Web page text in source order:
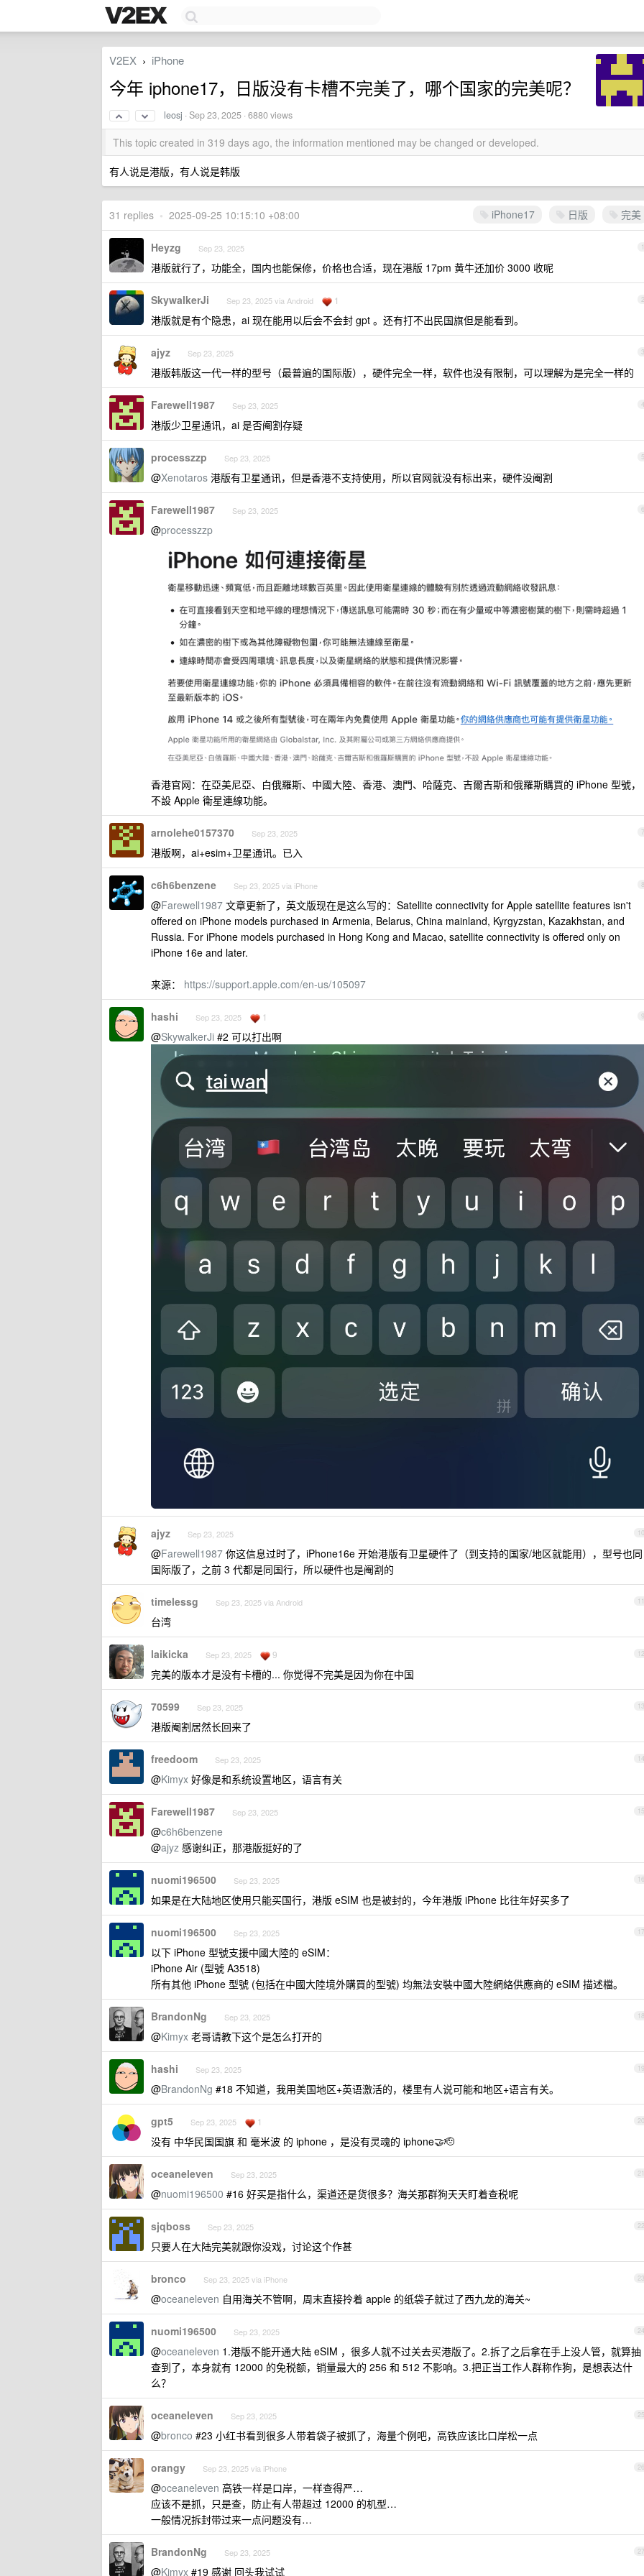
V2EX › iPhone
今年 iphone17，日版没有卡槽不完美了，哪个国家的完美呢？
leosj ·Sep 23, 2025 · 6880 views
This topic created in 319 days ago, the information mentioned may be changed or developed.
有人说是港版，有人说是韩版
iPhone17 日版 完美
31 replies • 2025-09-25 10:15:10 +08:00
1
Heyzg Sep 23, 2025
港版就行了，功能全，国内也能保修，价格也合适，现在港版 17pm 黄牛还加价 3000 收呢
2
SkywalkerJi Sep 23, 2025 via Android 1
港版就是有个隐患，ai 现在能用以后会不会封 gpt 。还有打不出民国旗但是能看到。
3
ajyz Sep 23, 2025
港版韩版这一代一样的型号（最普遍的国际版），硬件完全一样，软件也没有限制，可以理解为是完全一样的
4
Farewell1987 Sep 23, 2025
港版少卫星通讯，ai 是否阉割存疑
5
processzzp Sep 23, 2025
@Xenotaros 港版有卫星通讯，但是香港不支持使用，所以官网就没有标出来，硬件没阉割
6
Farewell1987 Sep 23, 2025
@processzzp
香港官网：在亞美尼亞、白俄羅斯、中國大陸、香港、澳門、哈薩克、吉爾吉斯和俄羅斯購買的 iPhone 型號，
不設 Apple 衛星連線功能。
7
arnolehe0157370 Sep 23, 2025
港版啊，ai+esim+卫星通讯。已入
8
c6h6benzene Sep 23, 2025 via iPhone
@Farewell1987 文章更新了，英文版现在是这么写的：Satellite connectivity for Apple satellite features isn't
offered on iPhone models purchased in Armenia, Belarus, China mainland, Kyrgyzstan, Kazakhstan, and
Russia. For iPhone models purchased in Hong Kong and Macao, satellite connectivity is offered only on
iPhone 16e and later.
来源： https://support.apple.com/en-us/105097
9
hashi Sep 23, 2025 1
@SkywalkerJi #2 可以打出啊
10
ajyz Sep 23, 2025
@Farewell1987 你这信息过时了，iPhone16e 开始港版有卫星硬件了（到支持的国家/地区就能用），型号也同
国际版了，之前 3 代都是同国行，所以硬件也是阉割的
11
timelessg Sep 23, 2025 via Android
台湾
12
laikicka Sep 23, 2025 9
完美的版本才是没有卡槽的... 你觉得不完美是因为你在中国
13
70599 Sep 23, 2025
港版阉割居然长回来了
14
freedoom Sep 23, 2025
@Kimyx 好像是和系统设置地区，语言有关
15
Farewell1987 Sep 23, 2025
@c6h6benzene
@ajyz 感谢纠正，那港版挺好的了
16
nuomi196500 Sep 23, 2025
如果是在大陆地区使用只能买国行，港版 eSIM 也是被封的，今年港版 iPhone 比往年好买多了
17
nuomi196500 Sep 23, 2025
以下 iPhone 型號支援中國大陸的 eSIM：
iPhone Air (型號 A3518)
所有其他 iPhone 型號 (包括在中國大陸境外購買的型號) 均無法安裝中國大陸網絡供應商的 eSIM 描述檔。
18
BrandonNg Sep 23, 2025
@Kimyx 老哥请教下这个是怎么打开的
19
hashi Sep 23, 2025
@BrandonNg #18 不知道，我用美国地区+英语激活的，楼里有人说可能和地区+语言有关。
20
gpt5 Sep 23, 2025 1
没有 中华民国国旗 和 毫米波 的 iphone ，是没有灵魂的 iphone🤝🫡
21
oceaneleven Sep 23, 2025
@nuomi196500 #16 好买是指什么，渠道还是货很多？海关那群狗天天盯着查税呢
22
sjqboss Sep 23, 2025
只要人在大陆完美就跟你没戏，讨论这个作甚
23
bronco Sep 23, 2025 via iPhone
@oceaneleven 自用海关不管啊，周末直接拎着 apple 的纸袋子就过了西九龙的海关~
24
nuomi196500 Sep 23, 2025
@oceaneleven 1.港版不能开通大陆 eSIM ，很多人就不过关去买港版了。2.拆了之后拿在手上没人管，就算抽
查到了，本身就有 12000 的免税额，销量最大的 256 和 512 不影响。3.把正当工作人群称作狗，是想表达什
么？
25
oceaneleven Sep 23, 2025
@bronco #23 小红书看到很多人带着袋子被抓了，海量个例吧，高铁应该比口岸松一点
26
orangy Sep 23, 2025 via iPhone
@oceaneleven 高铁一样是口岸，一样查得严…
应该不是抓，只是查，防止有人带超过 12000 的机型…
一般情况拆封带过来一点问题没有…
27
BrandonNg Sep 23, 2025
@Kimyx #19 感谢 回头我试试